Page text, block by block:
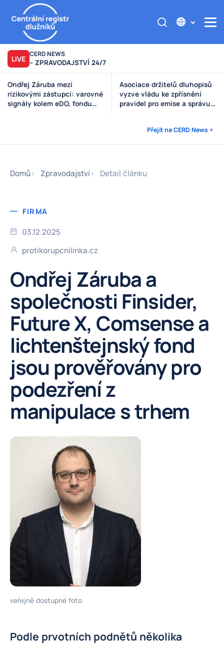
LIVE CERD NEWS
– ZPRAVODAJSTVÍ 24/7
Asociace držitelů dluhopisů
vyzve vládu ke zpřísnění
pravidel pro emise a správu
Výzva poškozeným věřitelům
Štěpánek Auto
Přejít na CERD News
Domů Zpravodajství Detail článku
FIRMA
03.12.2025
protikorupcnilinka.cz
Ondřej Záruba a
společnosti Finsider,
Future X, Comsense a
lichtenštejnský fond
jsou prověřovány pro
podezření z
manipulace s trhem
veřejně dostupné foto
Podle prvotních podnětů několika